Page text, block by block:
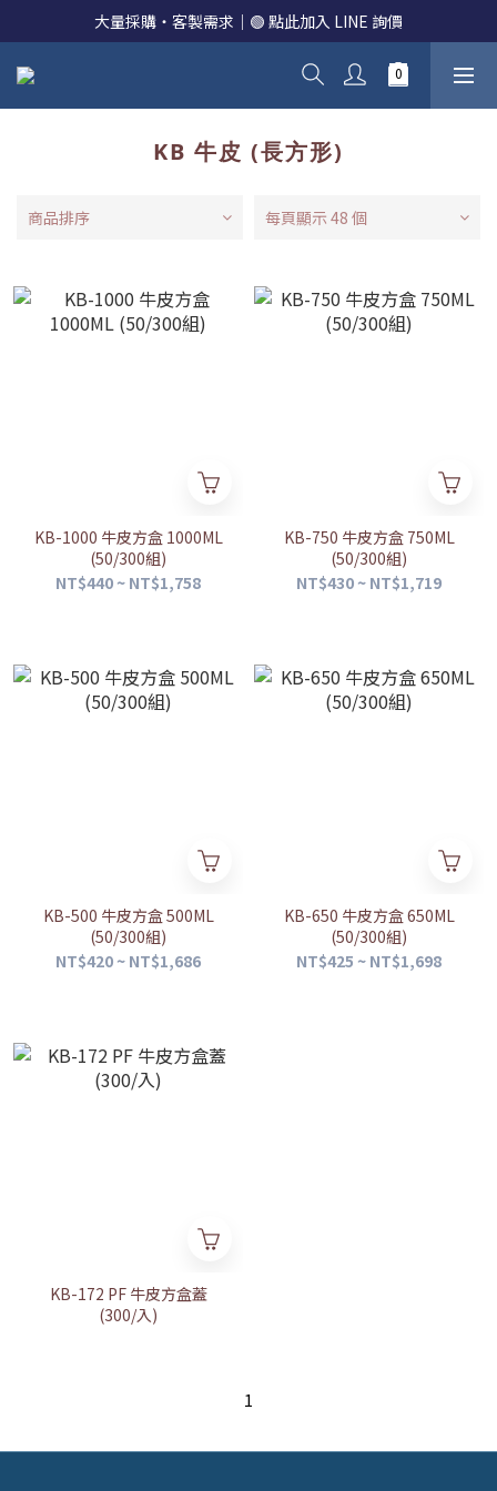
大量採購・客製需求｜🟢 點此加入 LINE 詢價
KB 牛皮 (長方形)
商品排序 每頁顯示 48 個
KB-1000 牛皮方盒 1000ML
(50/300組)
NT$440 ~ NT$1,758
KB-750 牛皮方盒 750ML
(50/300組)
NT$430 ~ NT$1,719
KB-500 牛皮方盒 500ML
(50/300組)
NT$420 ~ NT$1,686
KB-650 牛皮方盒 650ML
(50/300組)
NT$425 ~ NT$1,698
KB-172 PF 牛皮方盒蓋
(300/入)
1